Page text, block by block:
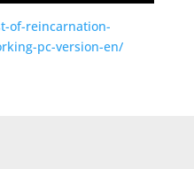
of-reincarnation-
pc-version-en/